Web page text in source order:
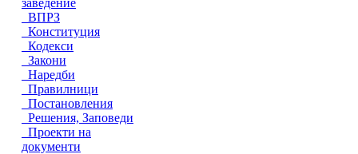
заведение
ВПРЗ
Конституция
Кодекси
Закони
Наредби
Правилници
Постановления
Решения, Заповеди
Проекти на
документи